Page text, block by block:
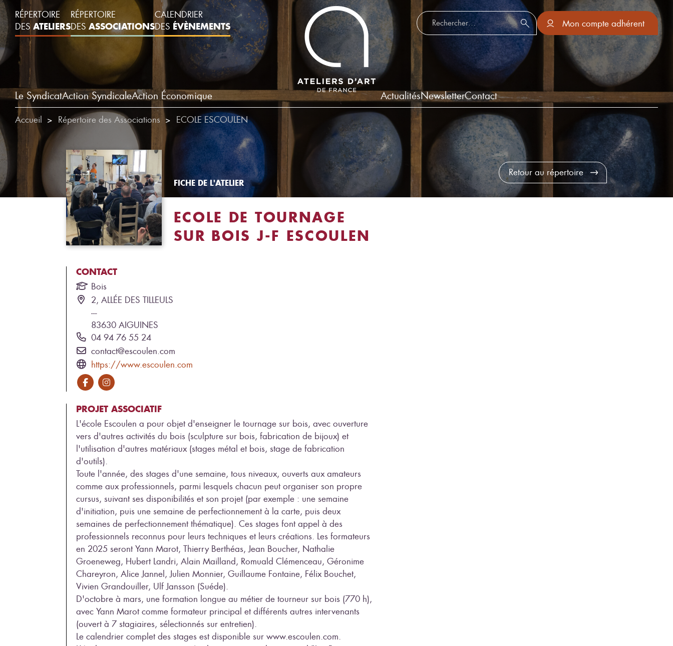
RÉPERTOIRE
DES ATELIERS
RÉPERTOIRE
DES ASSOCIATIONS
CALENDRIER
DES ÉVÈNEMENTS
Le SyndicatAction SyndicaleAction Économique
Rechercher :
Mon compte adhérent
ActualitésNewsletterContact
Accueil Répertoire des Associations ECOLE ESCOULEN
FICHE DE L'ATELIER
ECOLE DE TOURNAGE
SUR BOIS J-F ESCOULEN
CONTACT
Bois
2, ALLÉE DES TILLEULS
---
83630 AIGUINES
04 94 76 55 24
contact@escoulen.com
https://www.escoulen.com
PROJET ASSOCIATIF
L'école Escoulen a pour objet d'enseigner le tournage sur bois, avec ouverture
vers d'autres activités du bois (sculpture sur bois, fabrication de bijoux) et
l'utilisation d'autres matériaux (stages métal et bois, stage de fabrication
d'outils).
Toute l'année, des stages d'une semaine, tous niveaux, ouverts aux amateurs
comme aux professionnels, parmi lesquels chacun peut organiser son propre
cursus, suivant ses disponibilités et son projet (par exemple : une semaine
d'initiation, puis une semaine de perfectionnement à la carte, puis deux
semaines de perfectionnement thématique). Ces stages font appel à des
professionnels reconnus pour leurs techniques et leurs créations. Les formateurs
en 2025 seront Yann Marot, Thierry Berthéas, Jean Boucher, Nathalie
Groeneweg, Hubert Landri, Alain Mailland, Romuald Clémenceau, Géronime
Chareyron, Alice Jannel, Julien Monnier, Guillaume Fontaine, Félix Bouchet,
Vivien Grandouiller, Ulf Jansson (Suéde).
D'octobre à mars, une formation longue au métier de tourneur sur bois (770 h),
avec Yann Marot comme formateur principal et différents autres intervenants
(ouvert à 7 stagiaires, sélectionnés sur entretien).
Le calendrier complet des stages est disponible sur www.escoulen.com.
Retour au répertoire